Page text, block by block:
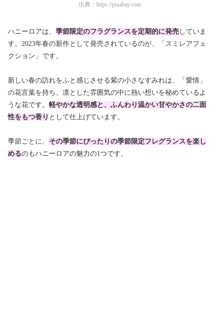
出典： https://pixabay.com
ハニーロアは、 季節限定のフラグランスを定期的に発売 していま
す。2023年春の新作として発売されているのが、「スミレアフェ
クション」です。
新しい春の訪れをふと感じさせる紫の小さなすみれは、「愛情」
の花言葉を持ち、凛とした雰囲気の中に熱い想いを秘めているよ
うな花です。 軽やかな透明感と、ふんわり温かい甘やかさの二面
性をもつ香り として仕上げています。
季節ごとに、 その季節にぴったりの季節限定フレグランスを楽し
めるのもハニーロアの魅力の1つです。